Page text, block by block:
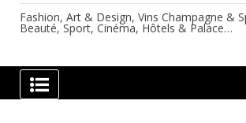
Fashion, Art & Design, Vins Champagne &
Beauté, Sport, Cinéma, Hôtels & Palace…